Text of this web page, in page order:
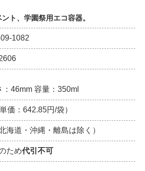
ト、学園祭用エコ容器。
1082
46mm 容量：350ml
価：642.85円/袋）
海道・沖縄・離島は除く）
ため代引不可